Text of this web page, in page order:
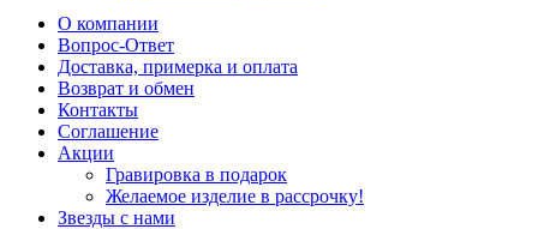
О компании
Вопрос-Ответ
Доставка, примерка и оплата
Возврат и обмен
Контакты
Соглашение
Акции
Гравировка в подарок
Желаемое изделие в рассрочку!
Звезды с нами